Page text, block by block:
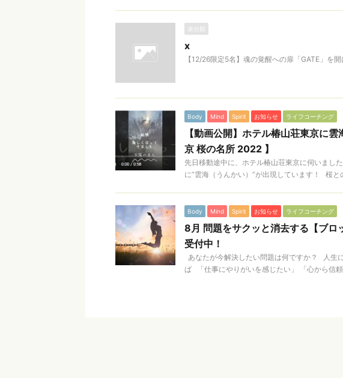
未分類
x
【12/26限定5名】魂の覚醒への扉「GATE」を開
Body Mind Spirit お知らせ ライフコーチング
【動画公開】ホテル椿山荘東京に
京 桜の名所 2022 】
先日移動途中に、ホテル椿山荘東京に伺いまし
に”雲海（うんかい）”が出現しています！ 桜
Body Mind Spirit お知らせ ライフコーチング
8月 問題をサクッと消去する【ブロ
受付中！
あなたが今解決したい問題は何ですか？ 人生
ば 「仕事にやりがいを感じたい」 「心から信